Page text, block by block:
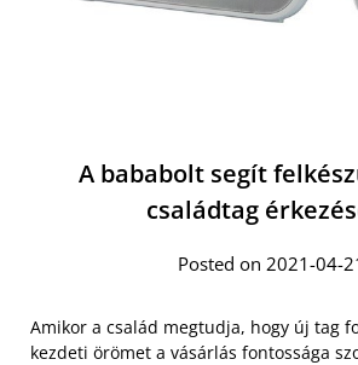
A bababolt segít
családtag
Posted on 2021-04-
Amikor a család megtudja, hogy új tag
kezdeti örömet a vásárlás fontossága